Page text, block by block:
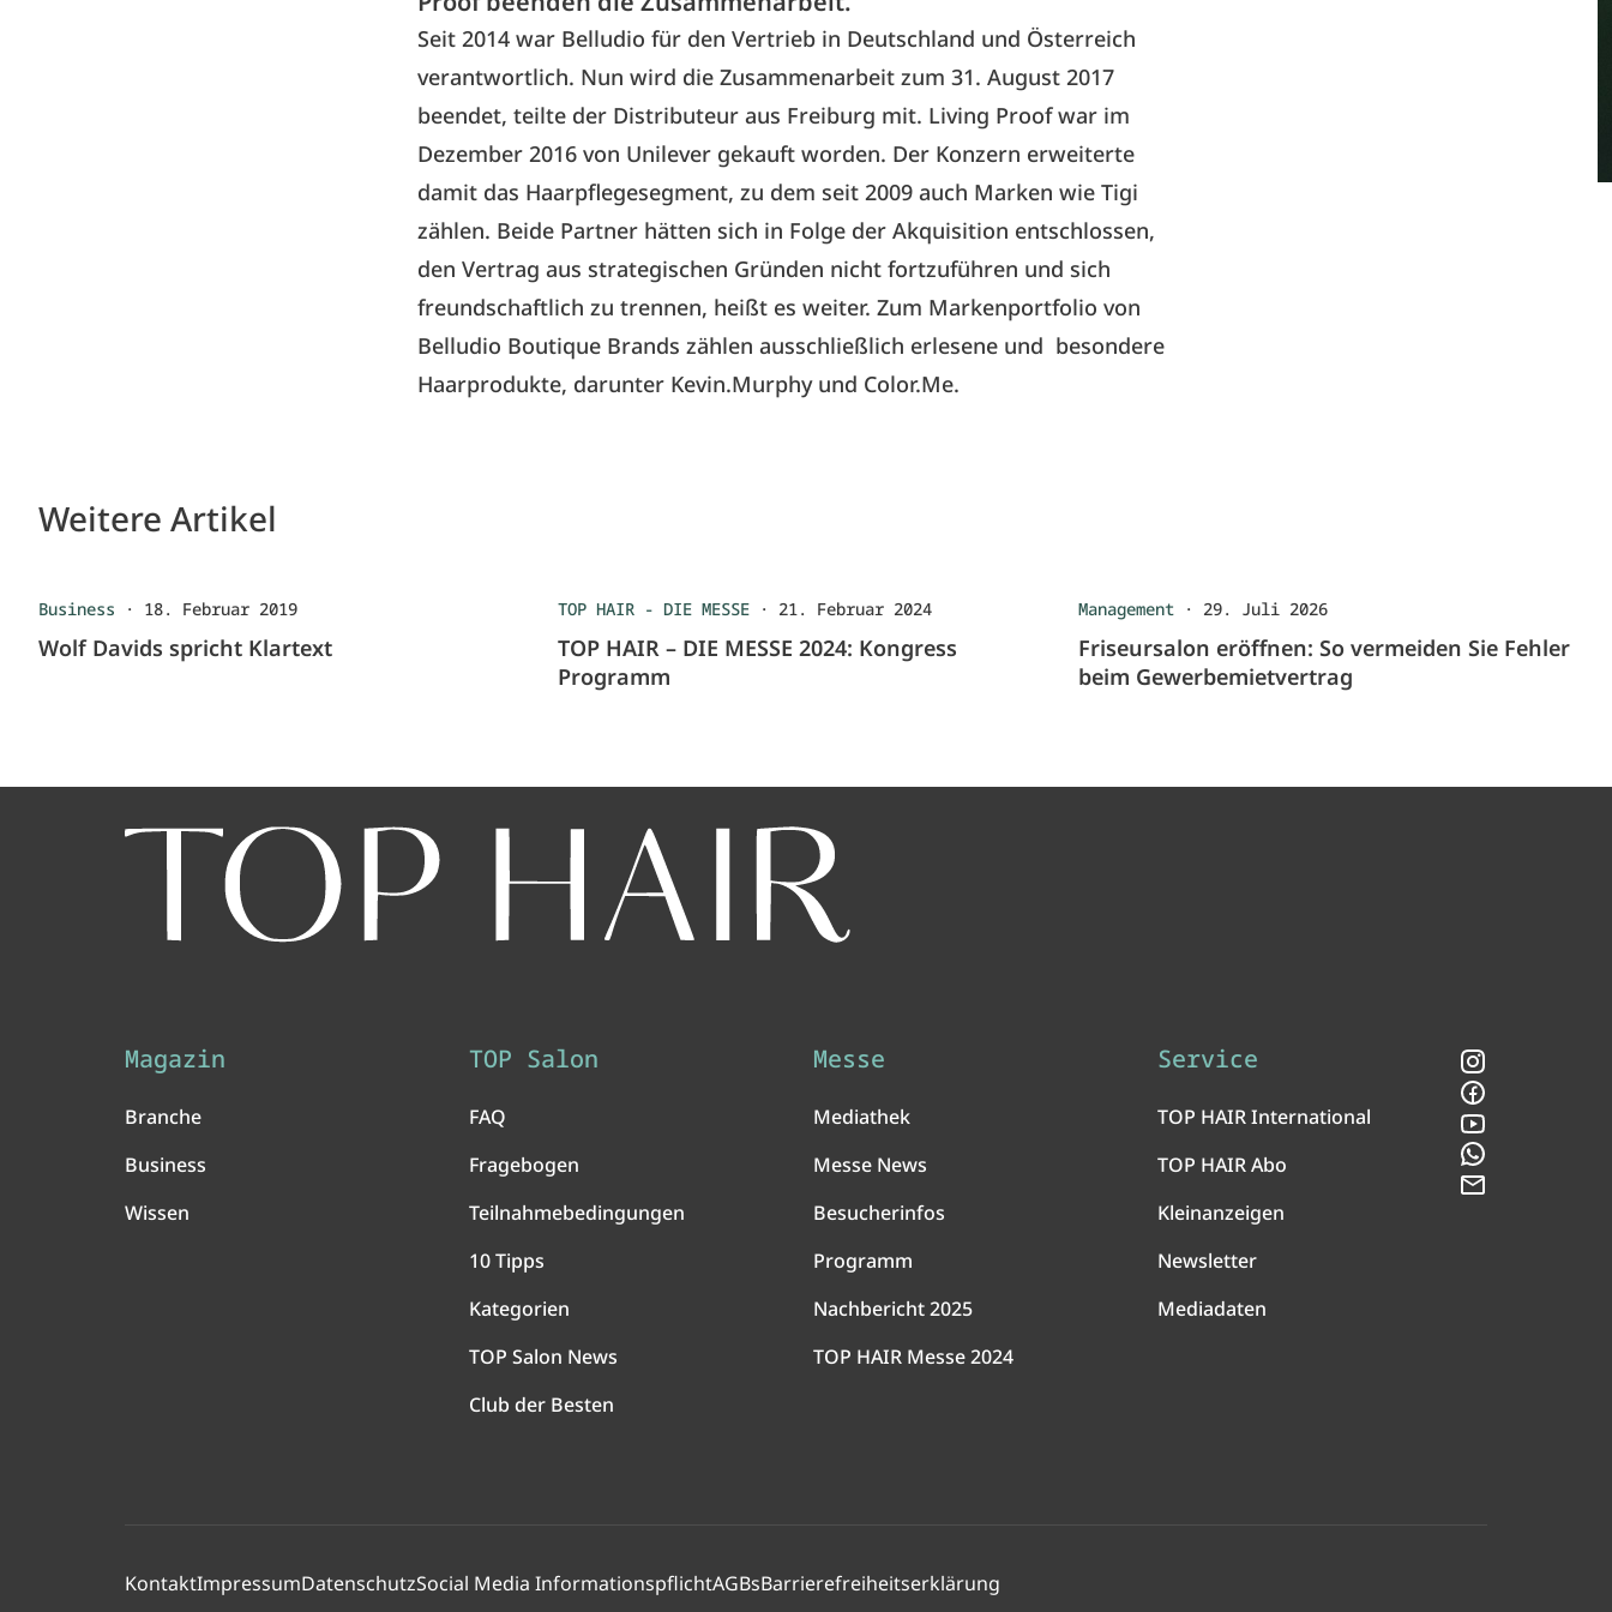
Seit 2014 war Belludio für den Vertrieb in Deutschland und Österreich
verantwortlich. Nun wird die Zusammenarbeit zum 31. August 2017
beendet, teilte der Distributeur aus Freiburg mit. Living Proofwar im
Dezember 2016 von Unilever gekauft worden. Der Konzern erweiterte
damit das Haarpflegesegment, zu dem seit 2009 auch Marken wie Tigi
zählen. Beide Partner hätten sich in Folge der Akquisition entschlossen,
den Vertrag aus strategischen Gründen nicht fortzuführen und sich
freundschaftlich zu trennen, heißt es weiter. Zum Markenportfolio von
Belludio Boutique Brands zählen ausschließlich erlesene und besondere
Haarprodukte, darunter Kevin.Murphy und Color.Me.
Weitere Artikel
Business · 18. Februar 2019
Wolf Davids spricht Klartext
TOP HAIR - DIE MESSE · 21. Februar 2024
TOP HAIR – DIE MESSE 2024: Kongress
Programm
Management· 29. Juli 2026
Friseursalon eröffnen: So vermeiden Sie Fehler
beim Gewerbemietvertrag
Magazin
Branche
Business
Wissen
TOP Salon
FAQ
Fragebogen
Teilnahmebedingungen
10 Tipps
Kategorien
TOP Salon News
Club der Besten
Messe
Mediathek
Messe News
Besucherinfos
Programm
Nachbericht 2025
TOP HAIR Messe 2024
Service
TOP HAIR International
TOP HAIR Abo
Kleinanzeigen
Newsletter
Mediadaten
KontaktImpressumDatenschutzSocial Media InformationspflichtAGBsBarrierefreiheitserklärung